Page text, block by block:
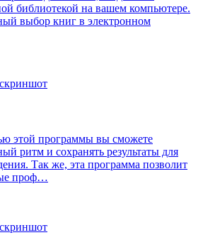
библиотекой на вашем компьютере.
выбор книг в электронном
этой программы вы сможете
ритм и сохранять результаты для
Так же, эта программа позволит
проф…